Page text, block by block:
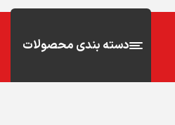
دسته بندی محصولات